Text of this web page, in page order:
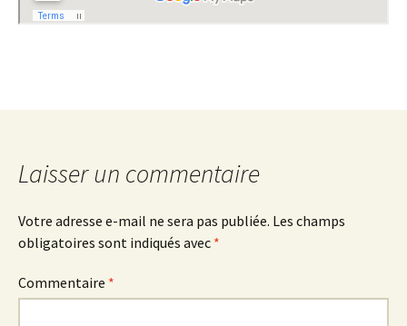
Laisser un commentaire
Votre adresse e-mail ne sera pas publiée. Les champs
obligatoires sont indiqués avec *
Commentaire *